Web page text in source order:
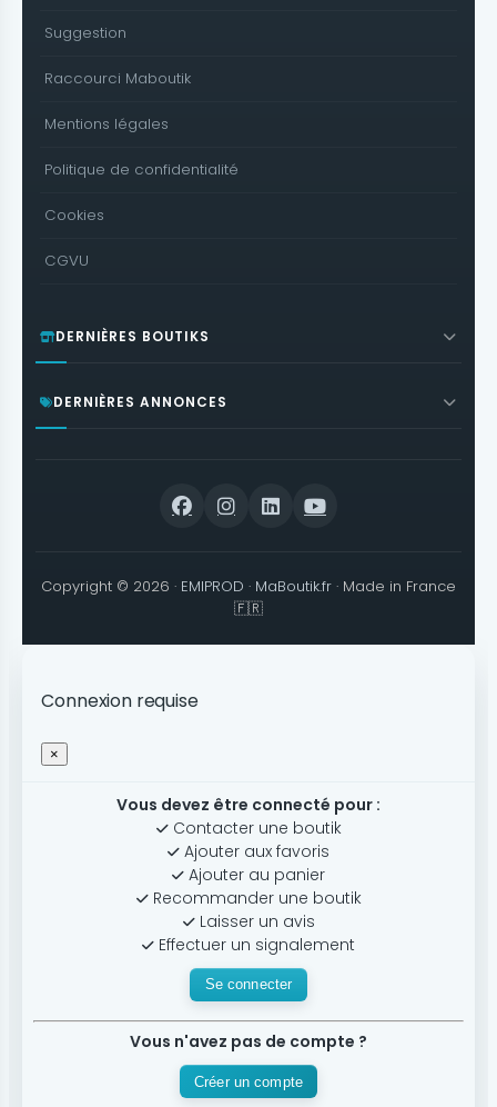
Suggestion
Raccourci Maboutik
Mentions légales
Politique de confidentialité
Cookies
CGVU
DERNIÈRES BOUTIKS
DERNIÈRES ANNONCES
Copyright © 2026 · EMIPROD · MaBoutik.fr · Made in France
🇫🇷
Connexion requise
×
Vous devez être connecté pour :
Contacter une boutik
Ajouter aux favoris
Ajouter au panier
Recommander une boutik
Laisser un avis
Effectuer un signalement
Se connecter
Vous n'avez pas de compte ?
Créer un compte